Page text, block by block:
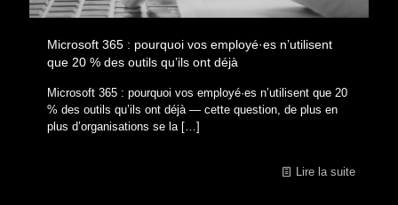
Microsoft 365 : pourquoi vos employé·es n’utilisent
que 20 % des outils qu’ils ont déjà
Microsoft 365 : pourquoi vos employé·es n’utilisent que 20
% des outils qu’ils ont déjà — cette question, de plus en
plus d’organisations se la […]
Lire la suite